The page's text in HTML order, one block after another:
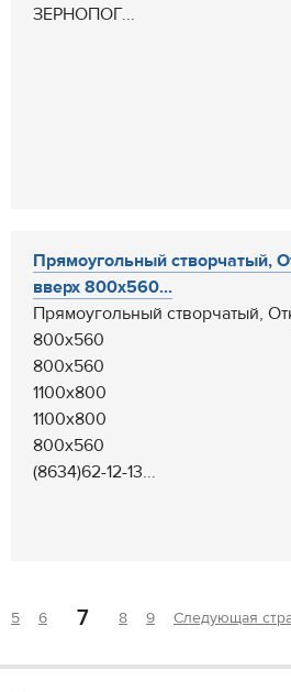
ЗЕРНОПОГ...
Прямоугольный створчатый,
вверх 800х560...
Прямоугольный створчатый,
800х560
800х560
1100х800
1100х800
800х560
(8634)62-12-13...
5 6 7 8 9 Следующая